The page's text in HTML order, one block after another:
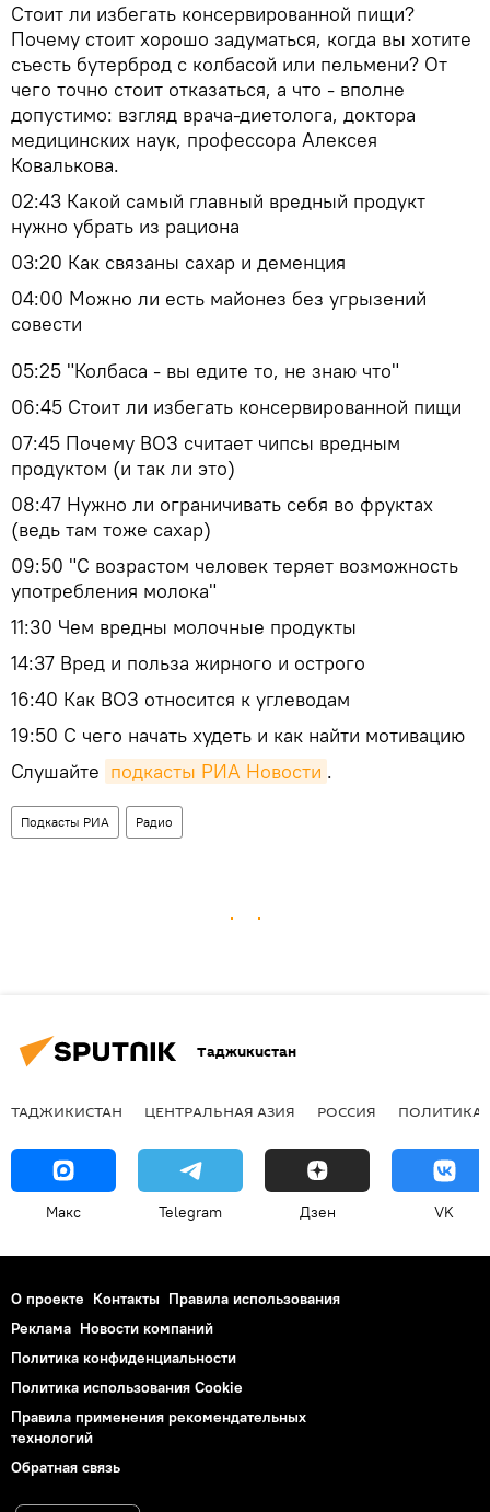
Стоит ли избегать консервированной пищи?
Почему стоит хорошо задуматься, когда вы хотите
съесть бутерброд с колбасой или пельмени? От
чего точно стоит отказаться, а что - вполне
допустимо: взгляд врача-диетолога, доктора
медицинских наук, профессора Алексея
Ковалькова.
02:43 Какой самый главный вредный продукт
нужно убрать из рациона
03:20 Как связаны сахар и деменция
04:00 Можно ли есть майонез без угрызений
совести
05:25 "Колбаса - вы едите то, не знаю что"
06:45 Стоит ли избегать консервированной пищи
07:45 Почему ВОЗ считает чипсы вредным
продуктом (и так ли это)
08:47 Нужно ли ограничивать себя во фруктах
(ведь там тоже сахар)
09:50 "С возрастом человек теряет возможность
употребления молока"
11:30 Чем вредны молочные продукты
14:37 Вред и польза жирного и острого
16:40 Как ВОЗ относится к углеводам
19:50 С чего начать худеть и как найти мотивацию
Слушайте подкасты РИА Новости .
Подкасты РИА Радио
Таджикистан
ТАДЖИКИСТАН ЦЕНТРАЛЬНАЯ АЗИЯ РОССИЯ ПОЛИТИКА
Макс Telegram Дзен VK
О проекте Контакты Правила использования
Реклама Новости компаний
Политика конфиденциальности
Политика использования Cookie
Правила применения рекомендательных
технологий
Обратная связь